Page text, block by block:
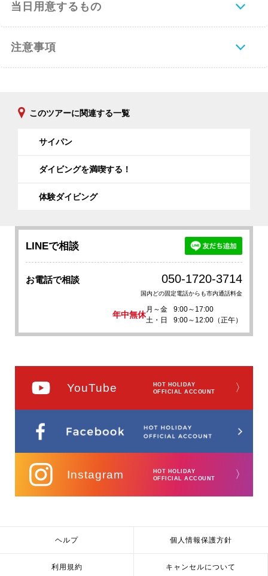
当日用意するもの
注意事項
このツアーに関連する一覧
サイパン
ダイビングを満喫する！
体験ダイビング
LINEで相談
お電話で相談 050-1720-3714
国内どの固定電話からも市内通話料金
年中無休
月～金
9:00～17:00
土・日
9:00～12:00（正午）
YouTube
HOT HOLIDAY
OFFICIAL ACCOUNT
〉
Instagram
HOT HOLIDAY
OFFICIAL ACCOUNT
〉
ヘルプ 個人情報保護方針
利用規約 キャンセルについて